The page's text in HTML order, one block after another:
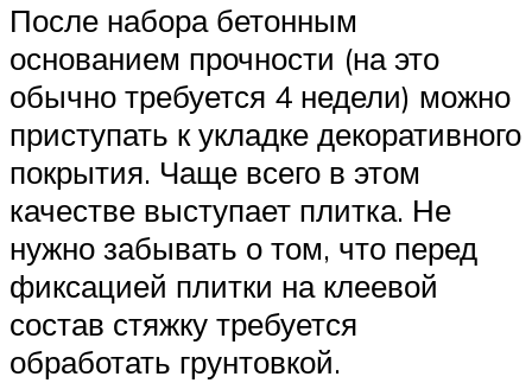
После набора бетонным
основанием прочности (на это
обычно требуется 4 недели) можно
приступать к укладке декоративного
покрытия. Чаще всего в этом
качестве выступает плитка. Не
нужно забывать о том, что перед
фиксацией плитки на клеевой
состав стяжку требуется
обработать грунтовкой.